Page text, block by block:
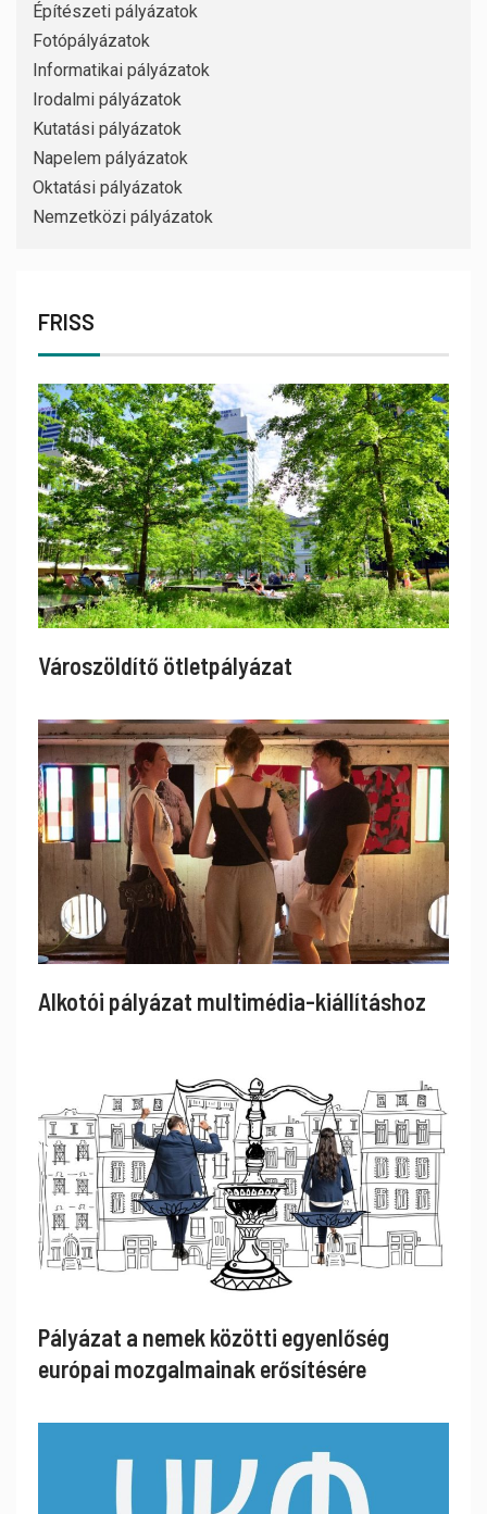
Építészeti pályázatok
Fotópályázatok
Informatikai pályázatok
Irodalmi pályázatok
Kutatási pályázatok
Napelem pályázatok
Oktatási pályázatok
Nemzetközi pályázatok
FRISS
Városzöldítő ötletpályázat
Alkotói pályázat multimédia-kiállításhoz
Pályázat a nemek közötti egyenlőség
európai mozgalmainak erősítésére